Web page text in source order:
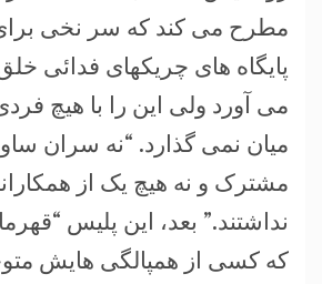
مطرح می کند که سر نخی
پایگاه های چریکهای فدائی
می آورد ولی این را با هیچ
میان نمی گذارد. “نه سران
مشترک و نه هیچ یک از
نداشتند.” بعد، این پلیس
که کسی از همپالگی هایش